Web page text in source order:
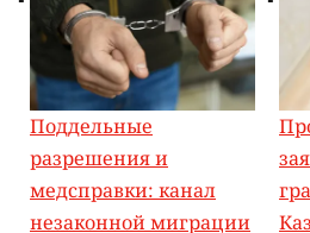
Поддельные
разрешения и
медсправки: канал
незаконной миграции